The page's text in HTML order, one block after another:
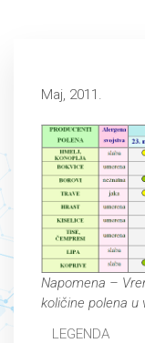
Maj, 2011.
Napomena –
količine polena u
LEGENDA